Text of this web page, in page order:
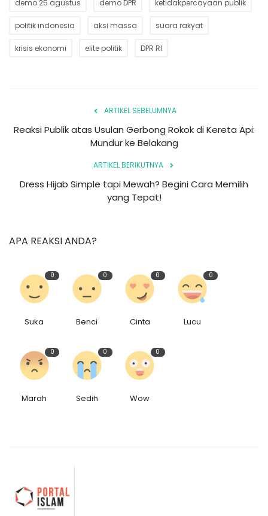
demo 25 agustus demo DPR ketidakpercayaan publik
politik indonesia aksi massa suara rakyat
krisis ekonomi elite politik DPR RI
ARTIKEL SEBELUMNYA
Reaksi Publik atas Usulan Gerbong Rokok di Kereta Api:
Mundur ke Belakang
ARTIKEL BERIKUTNYA
Dress Hijab Simple tapi Mewah? Begini Cara Memilih
yang Tepat!
APA REAKSI ANDA?
0
Suka
0
Benci
0
Cinta
0
Lucu
0
Marah
0
Sedih
0
Wow